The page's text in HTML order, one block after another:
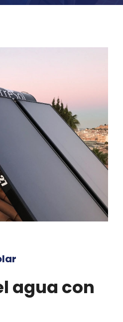
agua con